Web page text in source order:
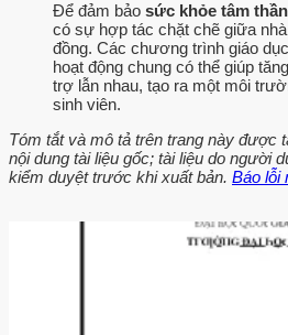
Để đảm bảo sức khỏe tâm thần
có sự hợp tác chặt chẽ giữa
đồng. Các chương trình giáo
hoạt động chung có thể giúp
trợ lẫn nhau, tạo ra một môi
sinh viên.
Tóm tắt và mô tả trên trang này được
nội dung tài liệu gốc; tài liệu do người
kiểm duyệt trước khi xuất bản. Báo lỗi